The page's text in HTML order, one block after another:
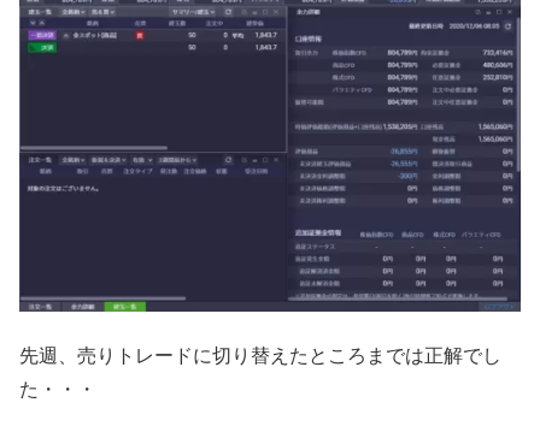
先週、売りトレードに切り替えたところまでは正解でし
た・・・